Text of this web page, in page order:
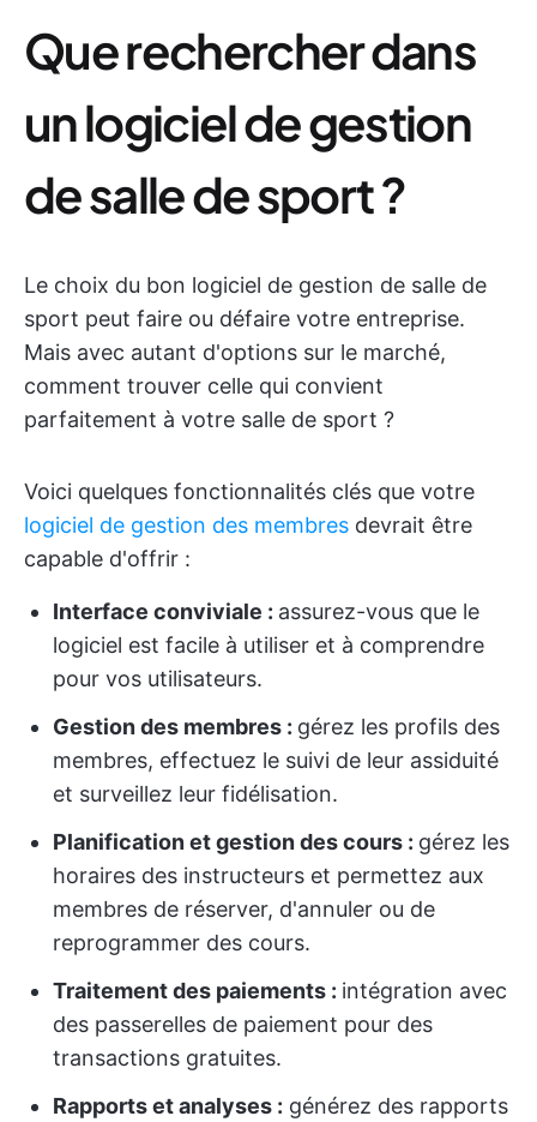
Que rechercher dans
un logiciel de gestion
de salle de sport ?
Le choix du bon logiciel de gestion de salle de
sport peut faire ou défaire votre entreprise.
Mais avec autant d'options sur le marché,
comment trouver celle qui convient
parfaitement à votre salle de sport ?
Voici quelques fonctionnalités clés que votre
logiciel de gestion des membres devrait être
capable d'offrir :
Interface conviviale : assurez-vous que le
logiciel est facile à utiliser et à comprendre
pour vos utilisateurs.
Gestion des membres : gérez les profils des
membres, effectuez le suivi de leur assiduité
et surveillez leur fidélisation.
Planification et gestion des cours : gérez les
horaires des instructeurs et permettez aux
membres de réserver, d'annuler ou de
reprogrammer des cours.
Traitement des paiements : intégration avec
des passerelles de paiement pour des
transactions gratuites.
Rapports et analyses : générez des rapports